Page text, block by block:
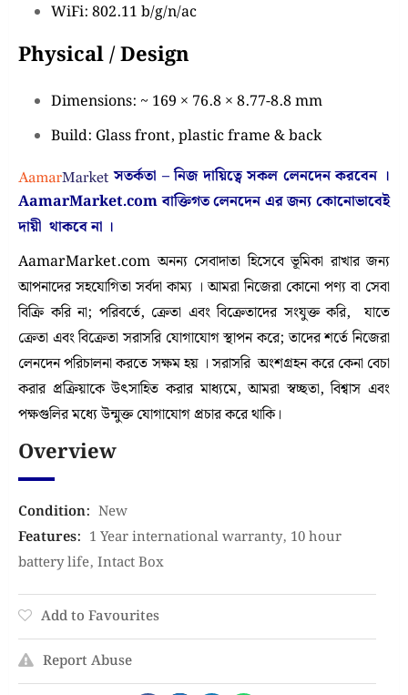
WiFi: 802.11 b/g/n/ac
Physical / Design
Dimensions: ~ 169 × 76.8 × 8.77-8.8 mm
Build: Glass front, plastic frame & back
সতর্কতা – নিজ দায়িত্বে সকল লেনদেন করবেন ।
AamarMarket.comবাক্তিগত লেনদেন এর জন্য কোনোভাবেই
দায়ী থাকবে না ।
AamarMarket.com অনন্য সেবাদাতা হিসেবে ভূমিকা রাখার জন্য
আপনাদের সহযোগিতা সর্বদা কাম্য । আমরা নিজেরা কোনো পণ্য বা সেবা
বিক্রি করি না; পরিবর্তে, ক্রেতা এবং বিক্রেতাদের সংযুক্ত করি, যাতে
ক্রেতা এবং বিক্রেতা সরাসরি যোগাযোগ স্থাপন করে; তাদের শর্তে নিজেরা
লেনদেন পরিচালনা করতে সক্ষম হয় । সরাসরি অংশগ্রহন করে কেনা বেচা
করার প্রক্রিয়াকে উৎসাহিত করার মাধ্যমে, আমরা স্বচ্ছতা, বিশ্বাস এবং
পক্ষগুলির মধ্যে উন্মুক্ত যোগাযোগ প্রচার করে থাকি।
Overview
Condition: New
Features: 1 Year international warranty, 10 hour
battery life, Intact Box
Add to Favourites
Report Abuse